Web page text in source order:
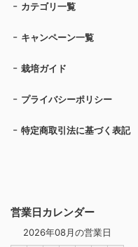
営業日カレンダー
2026年08月の営業日
カテゴリ一覧
キャンペーン一覧
栽培ガイド
プライバシーポリシー
特定商取引法に基づく表記